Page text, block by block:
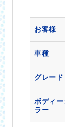
お客様
車種
グレード
ボディー
ラー